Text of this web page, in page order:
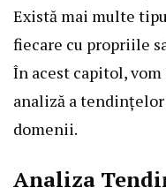
Există mai multe
fiecare cu propriile
În acest capitol,
analiză a
domenii.
Analiza